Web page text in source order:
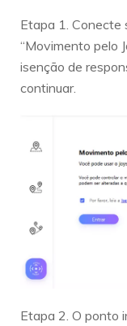
Etapa 1. Conecte
“Movimento pelo
isenção de
continuar.
Etapa 2. O ponto